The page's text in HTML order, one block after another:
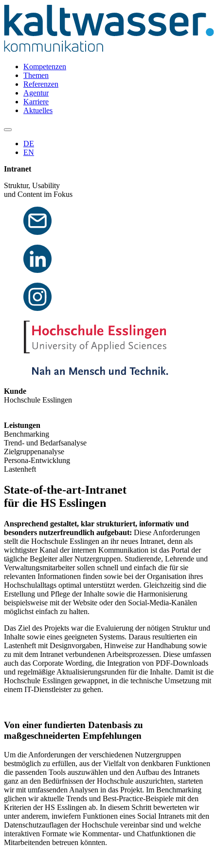
Kompetenzen
Themen
Referenzen
Agentur
Karriere
Aktuelles
DE
EN
Intranet
Struktur, Usability
und Content im Fokus
Kunde
Hochschule Esslingen
Leistungen
Benchmarking
Trend- und Bedarfsanalyse
Zielgruppenanalyse
Persona-Entwicklung
Lastenheft
State-of-the-art-Intranet
für die HS Esslingen
Ansprechend gestaltet, klar strukturiert, informativ und
besonders nutzerfreundlich aufgebaut: Diese Anforderungen
stellt die Hochschule Esslingen an ihr neues Intranet, denn als
wichtigster Kanal der internen Kommunikation ist das Portal der
tägliche Begleiter aller Nutzergruppen. Studierende, Lehrende und
Verwaltungsmitarbeiter sollen schnell und einfach die für sie
relevanten Informationen finden sowie bei der Organisation ihres
Hochschulalltags optimal unterstützt werden. Gleichzeitig sind die
Erstellung und Pflege der Inhalte sowie die Harmonisierung
beispielsweise mit der Website oder den Social-Media-Kanälen
möglichst einfach zu halten.
Das Ziel des Projekts war die Evaluierung der nötigen Struktur und
Inhalte sowie eines geeigneten Systems. Daraus resultierten ein
Lastenheft mit Designvorgaben, Hinweise zur Handhabung sowie
zu mit dem Intranet verbundenen Arbeitsprozessen. Diese umfassen
auch das Corporate Wording, die Integration von PDF-Downloads
und regelmäßige Aktualisierungsrunden für die Inhalte. Damit ist die
Hochschule Esslingen gewappnet, in die technische Umsetzung mit
einem IT-Dienstleister zu gehen.
Von einer fundierten Datenbasis zu
maßgeschneiderten Empfehlungen
Um die Anforderungen der verschiedenen Nutzergruppen
bestmöglich zu erfüllen, aus der Vielfalt von denkbaren Funktionen
die passenden Tools auszuwählen und den Aufbau des Intranets
ganz an den Bedürfnissen der Hochschule auszurichten, starteten
wir mit umfassenden Analysen in das Projekt. Im Benchmarking
glichen wir aktuelle Trends und Best-Practice-Beispiele mit den
Kriterien der HS Esslingen ab. In diesem Schritt bewerteten wir
unter anderem, inwiefern Funktionen eines Social Intranets mit den
Datenschutzauflagen der Hochschule vereinbar sind und welche
interaktiven Formate wie Kommentar- und Chatfunktionen die
Mitarbeitenden betreuen könnten.